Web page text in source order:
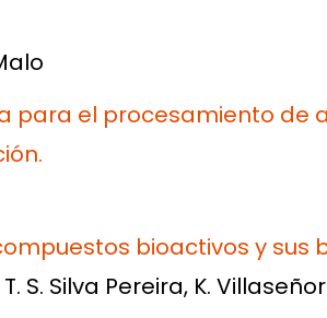
para el procesamiento de
bioactivos y sus
S. Silva Pereira, K.